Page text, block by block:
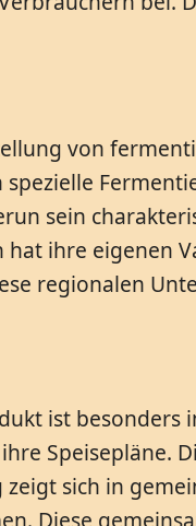
von
sein
ihre eigenen
regionalen
ist besonders
Speisepläne.
sich in